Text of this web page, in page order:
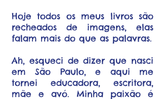
Hoje todos os meus livros são
recheados de imagens, elas
falam mais do que as palavras.
Ah, esqueci de dizer que nasci
em São Paulo, e aqui me
tornei educadora, escritora,
mãe e avó. Minha paixão é